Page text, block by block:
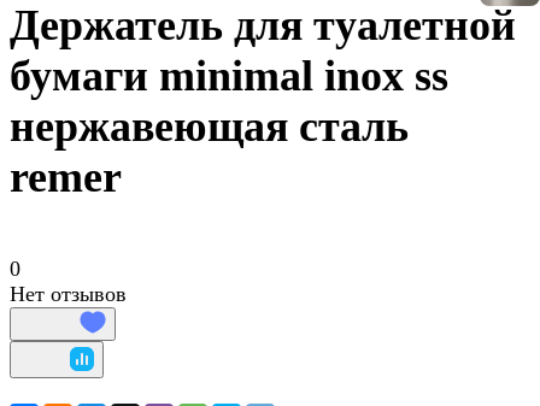
Держатель для туалетной
бумаги minimal inox ss
нержавеющая сталь
remer
0
Нет отзывов